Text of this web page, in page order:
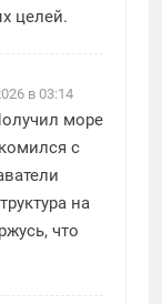
целей.
в 03:14
море
с
на
что